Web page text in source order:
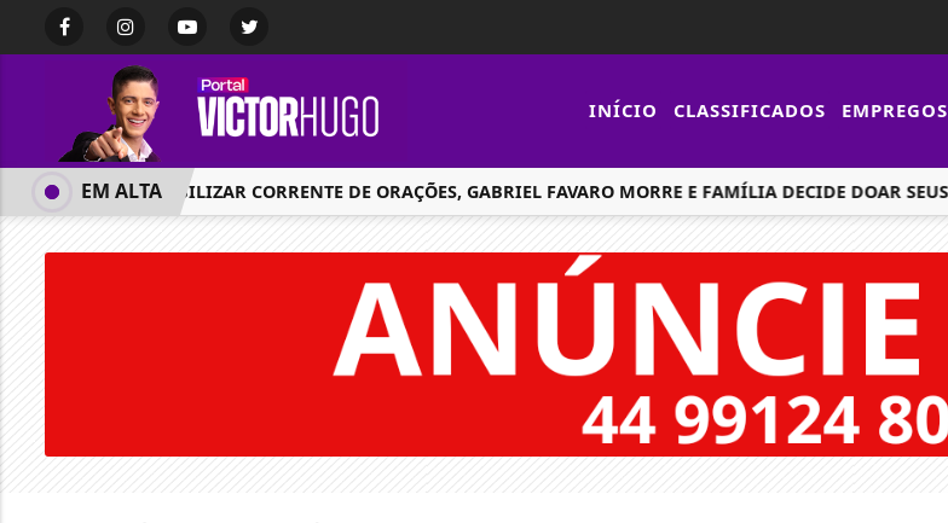
INÍCIO CLASSIFICADOS EMPREGOS
APÓS MOBILIZAR CORRENTE DE ORAÇÕES, GABRIEL FAVARO MORRE E FAMÍLIA DECIDE DOAR SEUS...
EM ALTA